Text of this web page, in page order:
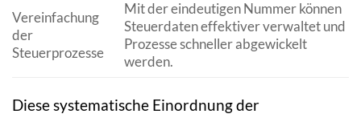
Vereinfachung
der
Steuerprozesse
Mit der eindeutigen Nummer können
Steuerdaten effektiver verwaltet und
Prozesse schneller abgewickelt
werden.
Diese systematische Einordnung der